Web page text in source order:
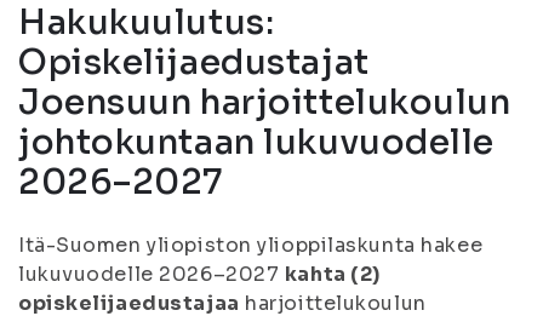
Hakukuulutus:
Opiskelijaedustajat
Joensuun harjoittelukoulun
johtokuntaan lukuvuodelle
2026–2027
Itä-Suomen yliopiston ylioppilaskunta hakee
lukuvuodelle 2026–2027 kahta (2)
opiskelijaedustajaa harjoittelukoulun